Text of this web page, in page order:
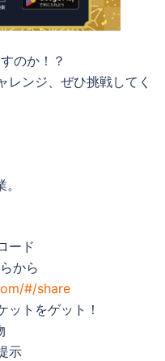
のか！？
レンジ、ぜひ挑戦してく
ード
から
#/share
ットをゲット！
示